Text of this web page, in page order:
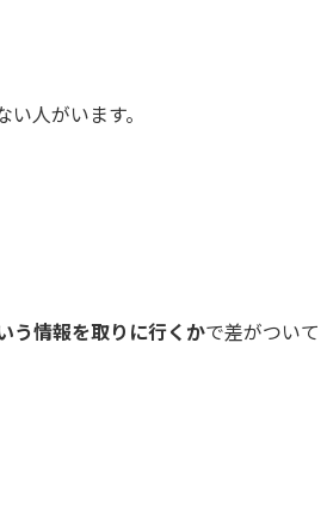
人がいます。
う情報を取りに行くかで差がついて